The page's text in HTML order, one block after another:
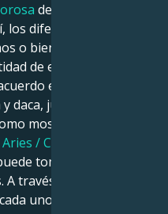
de
los diferentes
o bien puede
de emoción e
entre sí con más
daca, junto con la
mostrar la
Aries / Cáncer
tomar para crear
través de la
uno, y haciendo